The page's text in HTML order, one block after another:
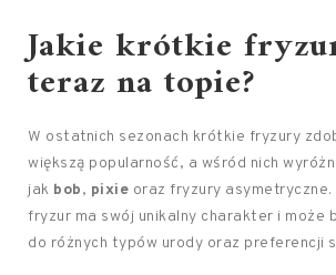
Jakie krótkie
teraz na topie?
W ostatnich sezonach krótkie fryzury
większą popularność, a wśród nich
jak bob, pixie oraz fryzury
fryzur ma swój unikalny charakter i może
do różnych typów urody oraz preferencji